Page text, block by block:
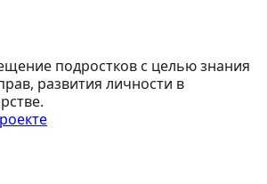
подростков с целью знания
развития личности в